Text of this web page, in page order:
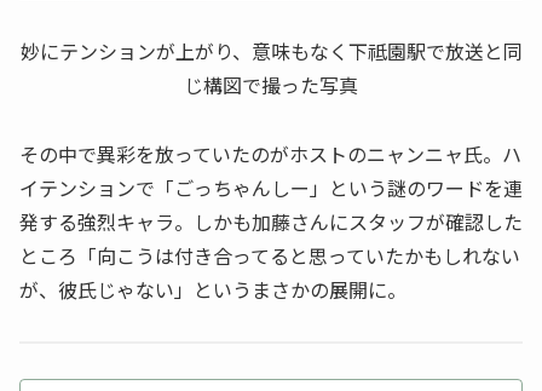
妙にテンションが上がり、意味もなく下祗園駅で放送と同
じ構図で撮った写真
その中で異彩を放っていたのがホストのニャンニャ氏。ハ
イテンションで「ごっちゃんしー」という謎のワードを連
発する強烈キャラ。しかも加藤さんにスタッフが確認した
ところ「向こうは付き合ってると思っていたかもしれない
が、彼氏じゃない」というまさかの展開に。